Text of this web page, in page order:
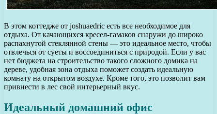
В этом коттедже от joshuaedric есть все необходимое для
отдыха. От качающихся кресел-гамаков снаружи до широко
распахнутой стеклянной стены — это идеальное место, чтобы
отвлечься от суеты и воссоединиться с природой. Если у вас
нет бюджета на строительство такого сложного домика на
дереве, удобная зона отдыха поможет создать идеальную
комнату на открытом воздухе. Кроме того, это позволит вам
привнести в лес свой интерьерный вкус.
Идеальный домашний офис